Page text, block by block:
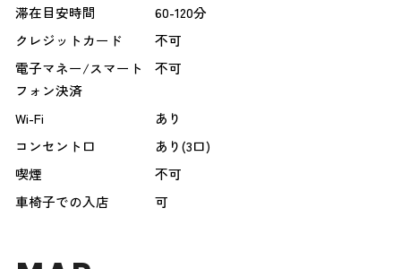
滞在目安時間
60-120分
クレジットカード
不可
電子マネー/スマート
フォン決済
不可
Wi-Fi
あり
コンセント口
あり(3口)
喫煙
不可
車椅子での入店
可